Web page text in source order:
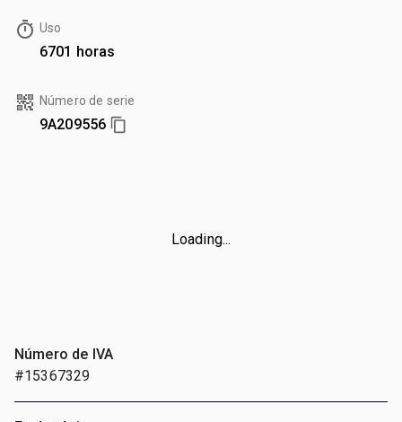
Uso
6701 horas
Número de serie
9A209556
Loading...
Número de IVA
#15367329